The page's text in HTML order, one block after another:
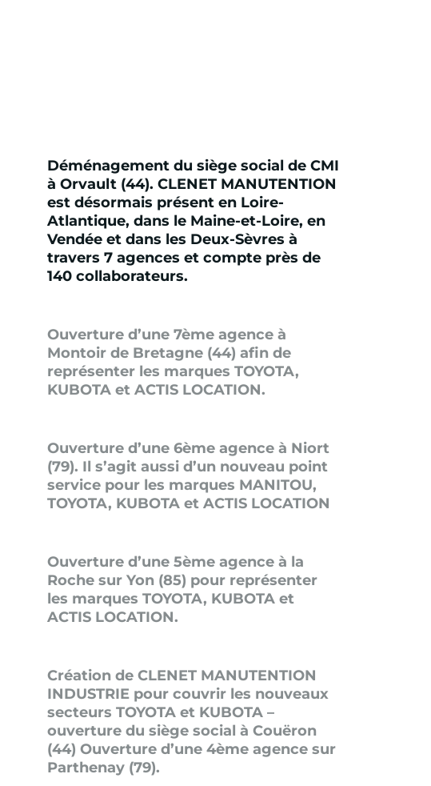
Déménagement du siège social de CMI
à Orvault (44). CLENET MANUTENTION
est désormais présent en Loire-
Atlantique, dans le Maine-et-Loire, en
Vendée et dans les Deux-Sèvres à
travers 7 agences et compte près de
140 collaborateurs.
Ouverture d’une 7ème agence à
Montoir de Bretagne (44) afin de
représenter les marques TOYOTA,
KUBOTA et ACTIS LOCATION.
Ouverture d’une 6ème agence à Niort
(79). Il s’agit aussi d’un nouveau point
service pour les marques MANITOU,
TOYOTA, KUBOTA et ACTIS LOCATION
Ouverture d’une 5ème agence à la
Roche sur Yon (85) pour représenter
les marques TOYOTA, KUBOTA et
ACTIS LOCATION.
Création de CLENET MANUTENTION
INDUSTRIE pour couvrir les nouveaux
secteurs TOYOTA et KUBOTA –
ouverture du siège social à Couëron
(44) Ouverture d’une 4ème agence sur
Parthenay (79).